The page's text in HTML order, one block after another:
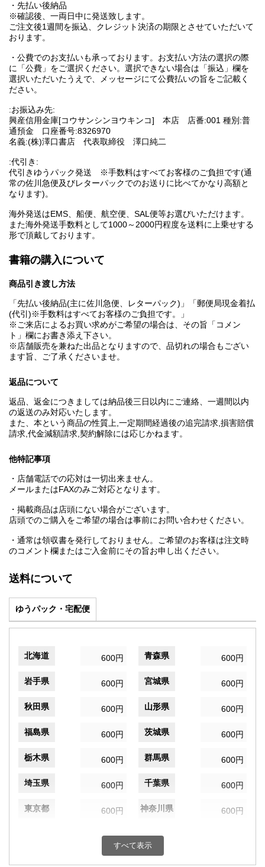
・先払い後納品
※確認後、一両日中に発送致します。
ご注文後1週間を振込、クレジット決済の期限とさせていただいて
おります。
・公費でのお支払いも承っております。お支払い方法の選択の際
に「公費」をご選択ください。選択できない場合は「振込」欄を
選択いただいたうえで、メッセージにて公費払いの旨をご記載く
ださい。
:お振込み先:
興産信用金庫[コウサンシンヨウキンコ] 本店 店番:001 種別:普
通預金 口座番号:8326970
名義:(株)澤口書店 代表取締役 澤口純二
:代引き:
代引きゆうパック発送 ※手数料はすべてお客様のご負担です(通
常の佐川急便及びレターパックでのお送りに比べてかなり高額と
なります)。
海外発送はEMS、船便、航空便、SAL便等お選びいただけます。
また海外発送手数料として1000～2000円程度を送料に上乗せする
形で頂戴しております。
書籍の購入について
商品引き渡し方法
「先払い後納品(主に佐川急便、レターパック)」「郵便局現金着払
(代引)※手数料はすべてお客様のご負担です。」
※ご来店によるお買い求めがご希望の場合は、その旨「コメン
ト」欄にお書き添え下さい。
※店舗販売を兼ねた出品となりますので、品切れの場合もござい
ます旨、ご了承くださいませ。
返品について
返品、返金につきましては納品後三日以内にご連絡、一週間以内
の返送のみ対応いたします。
また、本という商品の性質上,一定期間経過後の追完請求,損害賠償
請求,代金減額請求,契約解除には応じかねます。
他特記事項
・店舗電話での応対は一切出来ません。
メールまたはFAXのみご対応となります。
・掲載商品は店頭にない場合がございます。
店頭でのご購入をご希望の場合は事前にお問い合わせください。
・通常は領収書を発行しておりません。ご希望のお客様は注文時
のコメント欄またはご入金前にその旨お申し出ください。
送料について
ゆうパック・宅配便
北海道 600円 青森県 600円
岩手県 600円 宮城県 600円
秋田県 600円 山形県 600円
福島県 600円 茨城県 600円
栃木県 600円 群馬県 600円
埼玉県 600円 千葉県 600円
東京都 600円 神奈川県 600円
600円 富山県
すべて表示